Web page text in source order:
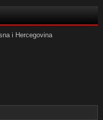
i Hercegovina